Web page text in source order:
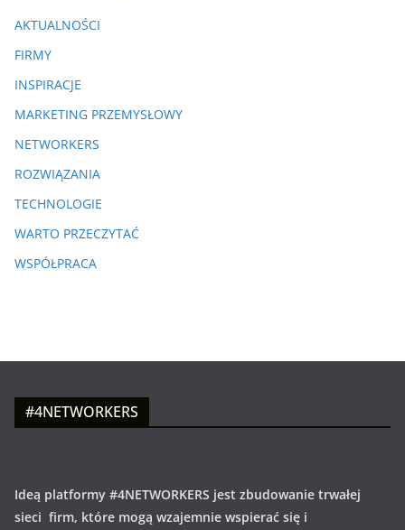
AKTUALNOŚCI
FIRMY
INSPIRACJE
MARKETING PRZEMYSŁOWY
NETWORKERS
ROZWIĄZANIA
TECHNOLOGIE
WARTO PRZECZYTAĆ
WSPÓŁPRACA
#4NETWORKERS
Ideą platformy #4NETWORKERS jest zbudowanie trwałej
sieci firm, które mogą wzajemnie wspierać się i